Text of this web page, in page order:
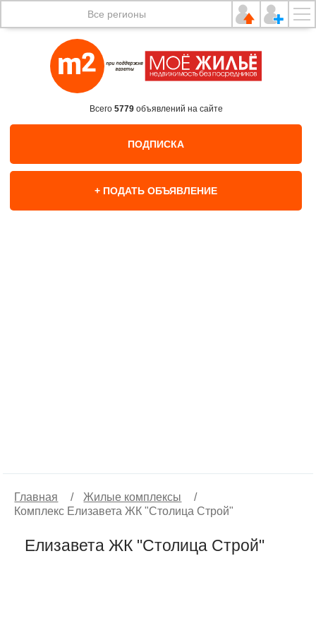
Все регионы
Всего 5779объявлений на сайте
ПОДПИСКА
+ ПОДАТЬ ОБЪЯВЛЕНИЕ
Главная / Жилые комплексы
/
Комплекс Елизавета ЖК "Столица Строй"
Елизавета ЖК "Столица Строй"